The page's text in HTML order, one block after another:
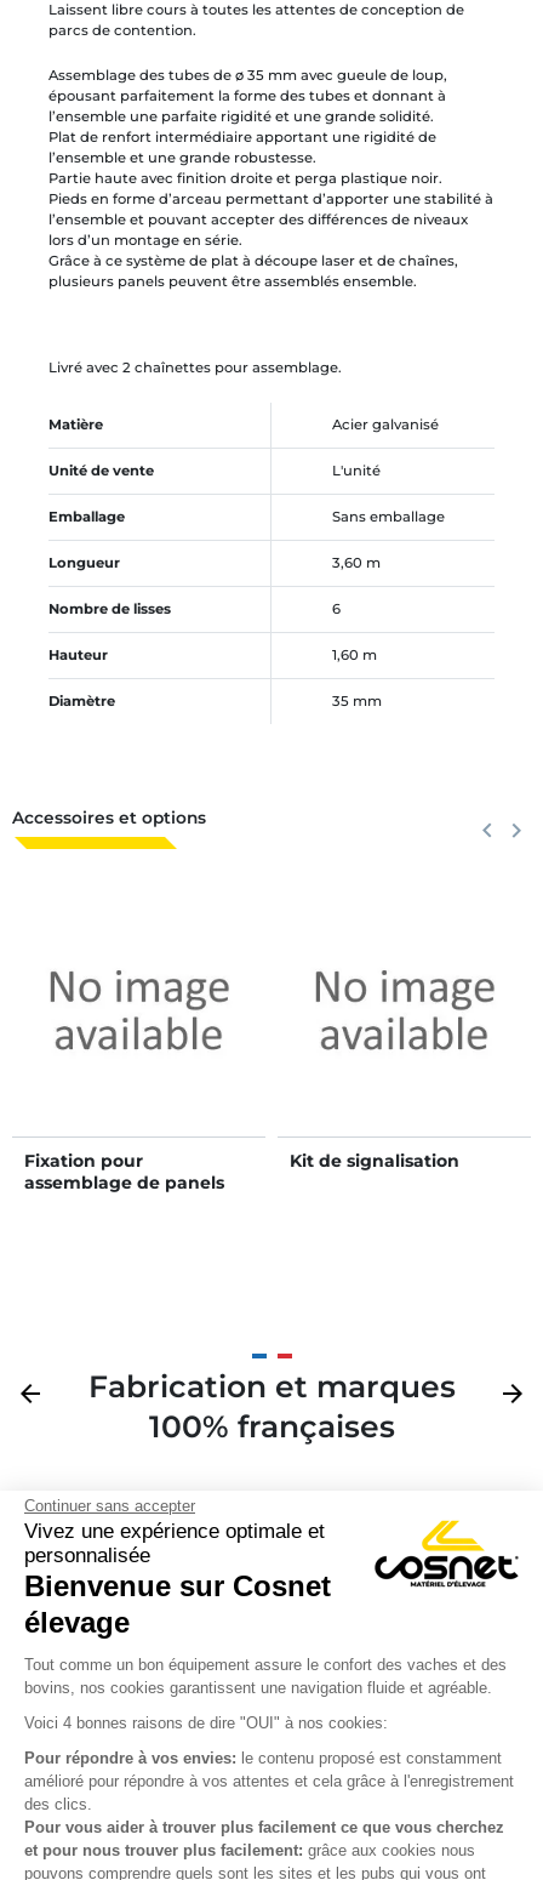
Continuer sans accepter
Vivez une expérience optimale et
personnalisée
Bienvenue sur Cosnet
élevage
Tout comme un bon équipement assure le confort des vaches et des
bovins, nos cookies garantissent une navigation fluide et agréable.
Voici 4 bonnes raisons de dire "OUI" à nos cookies:
Pour répondre à vos envies: le contenu proposé est constamment
amélioré pour répondre à vos attentes et cela grâce à l'enregistrement
des clics.
Pour vous aider à trouver plus facilement ce que vous cherchez
et pour nous trouver plus facilement: grâce aux cookies nous
pouvons comprendre quels sont les sites et les pubs qui vous ont
Laissent libre cours à toutes les attentes de conception de
parcs de contention.
Assemblage des tubes de ø 35 mm avec gueule de loup,
épousant parfaitement la forme des tubes et donnant à
l’ensemble une parfaite rigidité et une grande solidité.
Plat de renfort intermédiaire apportant une rigidité de
l’ensemble et une grande robustesse.
Partie haute avec finition droite et perga plastique noir.
Pieds en forme d’arceau permettant d’apporter une stabilité à
l’ensemble et pouvant accepter des différences de niveaux
lors d’un montage en série.
Grâce à ce système de plat à découpe laser et de chaînes,
plusieurs panels peuvent être assemblés ensemble.
Livré avec 2 chaînettes pour assemblage.
Matière Acier galvanisé
Unité de vente L'unité
Emballage Sans emballage
Longueur 3,60 m
Nombre de lisses 6
Hauteur 1,60 m
Diamètre 35 mm
Accessoires et options keyboard_arrow_left keyboard_arrow_right
Fixation pour
assemblage de panels
Kit de signalisation
Précédent
arrow_back
Fabrication et marques
100% françaises
arrow_forward
Produits
Notre société